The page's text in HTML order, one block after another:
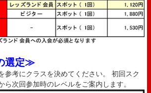
選定≫
参考にクラスを決めてください。 初回スク
ら次回参加時のレベルをご案内します。